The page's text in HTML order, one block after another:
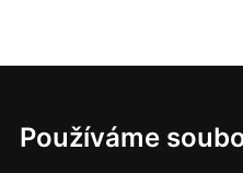
Používáme